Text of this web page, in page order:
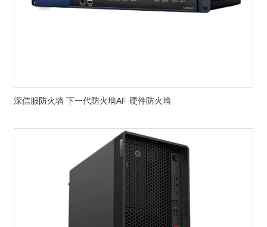
深信服防火墙 下一代防火墙AF 硬件防火墙